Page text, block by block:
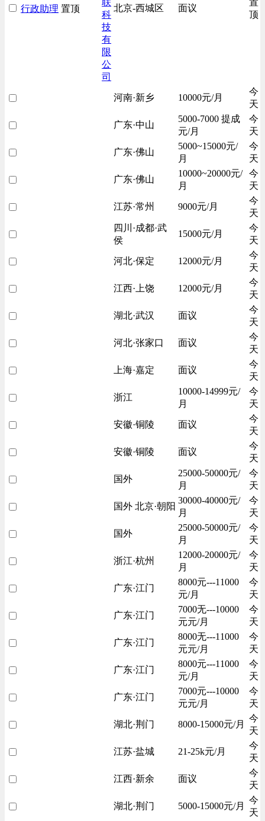
行政助理 置顶
科
技
有
限
公
司
北京-西城区 面议
顶
河南·新乡 10000元/月
今
天
广东·中山
5000-7000 提成
元/月
今
天
广东·佛山
5000~15000元/
月
今
天
广东·佛山
10000~20000元/
月
今
天
江苏·常州 9000元/月
今
天
四川·成都·武
侯
15000元/月
今
天
河北·保定 12000元/月
今
天
江西·上饶 12000元/月
今
天
湖北·武汉 面议
今
天
河北·张家口 面议
今
天
上海·嘉定 面议
今
天
浙江
10000-14999元/
月
今
天
安徽·铜陵 面议
今
天
安徽·铜陵 面议
今
天
国外
25000-50000元/
月
今
天
国外 北京·朝阳
30000-40000元/
月
今
天
国外
25000-50000元/
月
今
天
浙江·杭州
12000-20000元/
月
今
天
广东·江门
8000元---11000
元/月
今
天
广东·江门
7000无---10000
元元/月
今
天
广东·江门
8000无---11000
元元/月
今
天
广东·江门
8000元---11000
元/月
今
天
广东·江门
7000元---10000
元元/月
今
天
湖北·荆门 8000-15000元/月
今
天
江苏·盐城 21-25k元/月
今
天
江西·新余 面议
今
天
湖北·荆门 5000-15000元/月
今
天